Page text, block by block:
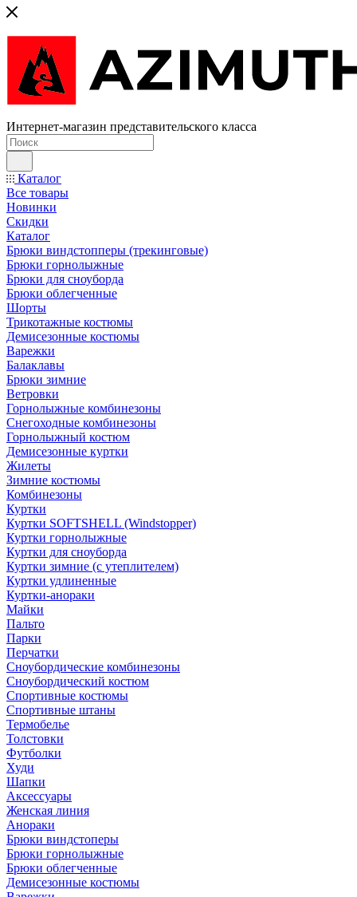
Интернет-магазин представительского класса
Каталог
Все товары
Новинки
Скидки
Каталог
Брюки виндстопперы (трекинговые)
Брюки горнолыжные
Брюки для сноуборда
Брюки облегченные
Шорты
Трикотажные костюмы
Демисезонные костюмы
Варежки
Балаклавы
Брюки зимние
Ветровки
Горнолыжные комбинезоны
Снегоходные комбинезоны
Горнолыжный костюм
Демисезонные куртки
Жилеты
Зимние костюмы
Комбинезоны
Куртки
Куртки SOFTSHELL (Windstopper)
Куртки горнолыжные
Куртки для сноуборда
Куртки зимние (с утеплителем)
Куртки удлиненные
Куртки-анораки
Майки
Пальто
Парки
Перчатки
Сноубордические комбинезоны
Сноубордический костюм
Спортивные костюмы
Спортивные штаны
Термобелье
Толстовки
Футболки
Худи
Шапки
Аксессуары
Женская линия
Анораки
Брюки виндстоперы
Брюки горнолыжные
Брюки облегченные
Демисезонные костюмы